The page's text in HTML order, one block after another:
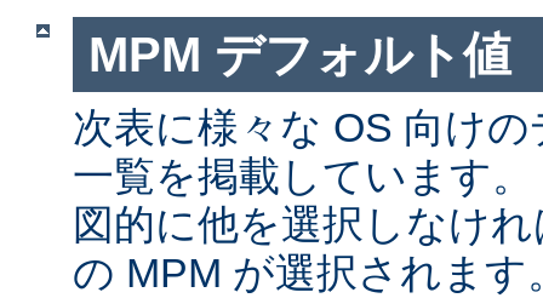
MPM デフォルト値
次表に様々な OS 向け
一覧を掲載しています
図的に他を選択しなけ
の MPM が選択されます